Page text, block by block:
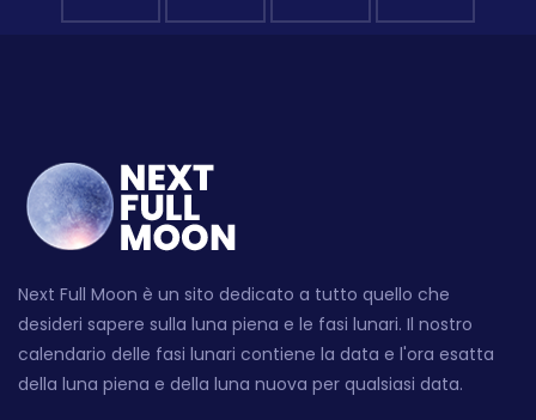
Next Full Moon è un sito dedicato a tutto quello che
desideri sapere sulla luna piena e le fasi lunari. Il nostro
calendario delle fasi lunari contiene la data e l'ora esatta
della luna piena e della luna nuova per qualsiasi data.